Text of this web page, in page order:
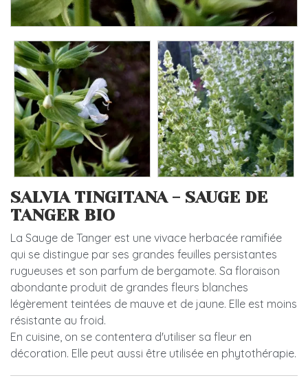
SALVIA TINGITANA - SAUGE DE
TANGER BIO
La Sauge de Tanger est une vivace herbacée ramifiée
qui se distingue par ses grandes feuilles persistantes
rugueuses et son parfum de bergamote. Sa floraison
abondante produit de grandes fleurs blanches
légèrement teintées de mauve et de jaune. Elle est moins
résistante au froid.
En cuisine, on se contentera d'utiliser sa fleur en
décoration. Elle peut aussi être utilisée en phytothérapie.